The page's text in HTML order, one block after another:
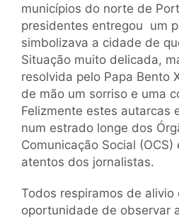
municípios do norte de
presidentes entregou um
simbolizava a cidade de
Situação muito delicada,
resolvida pelo Papa Bento
de mão um sorriso e uma
Felizmente estes autarcas
num estrado longe dos
Comunicação Social (OCS)
atentos dos jornalistas.
Todos respiramos de alivio
oportunidade de observar